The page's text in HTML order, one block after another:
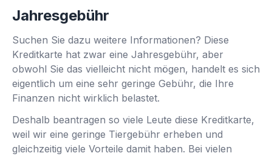
Jahresgebühr
Suchen Sie dazu weitere Informationen? Diese
Kreditkarte hat zwar eine Jahresgebühr, aber
obwohl Sie das vielleicht nicht mögen, handelt es sich
eigentlich um eine sehr geringe Gebühr, die Ihre
Finanzen nicht wirklich belastet.
Deshalb beantragen so viele Leute diese Kreditkarte,
weil wir eine geringe Tiergebühr erheben und
gleichzeitig viele Vorteile damit haben. Bei vielen